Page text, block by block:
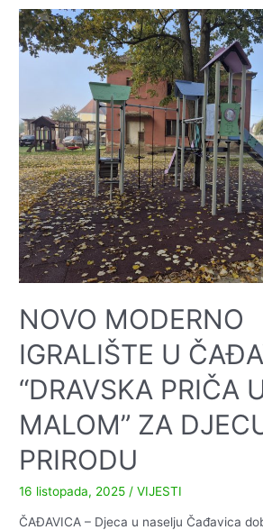
u
sigurnost
i
stanovnika
naselja
Starin
–
potpisan
ugovor
za
izgradnju
nove
pješačke
NOVO MODERNO
IGRALIŠTE U
“DRAVSKA PRIČA
MALOM” ZA
PRIRODU
16 listopada, 2025 /VIJESTI
ČAĐAVICA – Djeca u naselju Čađavica